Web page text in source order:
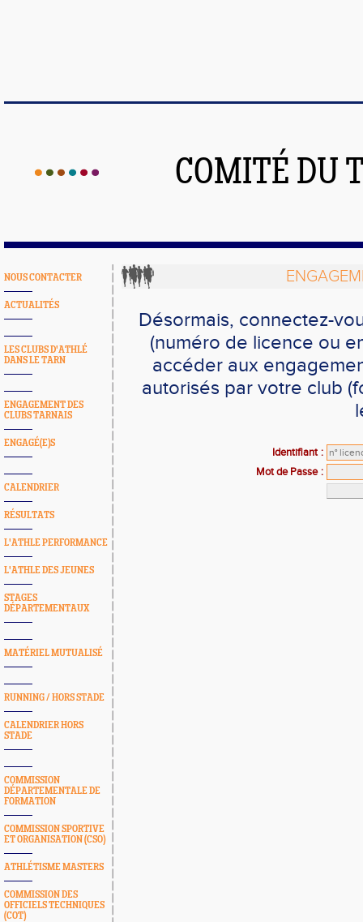
COMITÉ DU
NOUS CONTACTER
ACTUALITÉS
LES CLUBS D'ATHLÉ
DANS LE TARN
ENGAGEMENT DES
CLUBS TARNAIS
ENGAGÉ(E)S
CALENDRIER
RÉSULTATS
L'ATHLE PERFORMANCE
L'ATHLE DES JEUNES
STAGES
DÉPARTEMENTAUX
MATÉRIEL MUTUALISÉ
RUNNING / HORS STADE
CALENDRIER HORS
STADE
COMMISSION
DÉPARTEMENTALE DE
FORMATION
COMMISSION SPORTIVE
ET ORGANISATION (CSO)
ATHLÉTISME MASTERS
COMMISSION DES
OFFICIELS TECHNIQUES
(COT)
Désormais, connectez-
(numéro de licence ou
accéder aux
autorisés par votre club
Identifiant :
Mot de Passe :